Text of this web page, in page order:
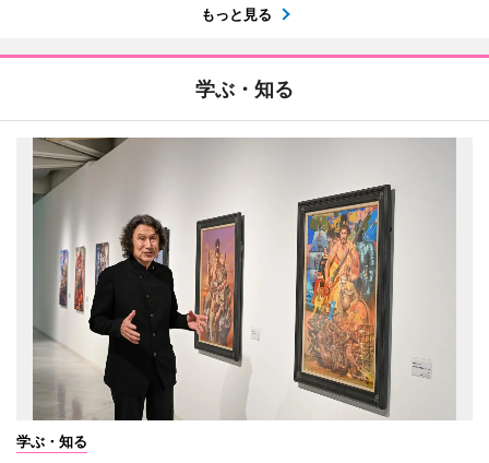
もっと見る
学ぶ・知る
学ぶ・知る